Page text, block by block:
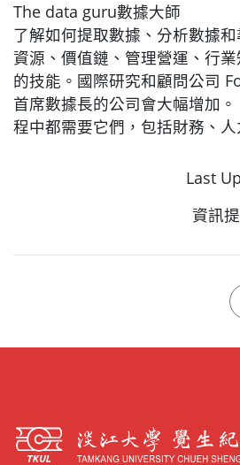
The data guru數據大師
了解如何提取數據、分析數據
資源、價值鏈、管理營運、行
的技能。國際研究和顧問公司
首席數據長的公司會大幅增加
程中都需要它們，包括財務、人
Last
資訊